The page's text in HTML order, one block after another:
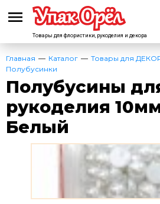
Товары для флористики, рукоделия и декора
Главная Каталог Товары для
Полубусинки
Полубусины
рукоделия
Белый